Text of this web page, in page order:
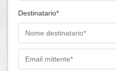
Destinatario*